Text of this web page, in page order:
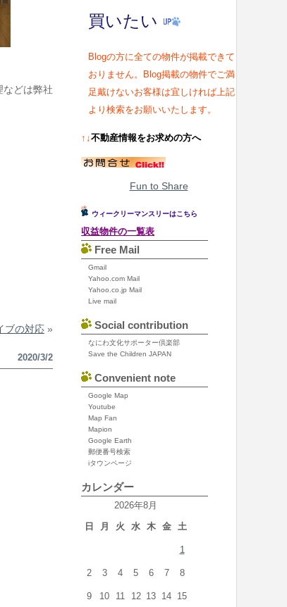
などは弊社
ブの対応 »
2020/3/2
買いたい
Blogの方に全ての物件が掲載できて
おりません。Blog掲載の物件でご満
足戴けないお客様は宜しければ上記
より検索をお願いいたします。
↑↓不動産情報をお求めの方へ
Fun to Share
ウィークリーマンスリーはこちら
収益物件の一覧表
Free Mail
Gmail
Yahoo.com Mail
Yahoo.co.jp Mail
Live mail
Social contribution
なにわ文化サポーター倶楽部
Save the Children JAPAN
Convenient note
Google Map
Youtube
Map Fan
Mapion
Google Earth
郵便番号検索
iタウンページ
カレンダー
2026年8月
日
月 火 水 木 金 土
1
2 3 4 5 6 7 8
9 10 11 12 13 14 15